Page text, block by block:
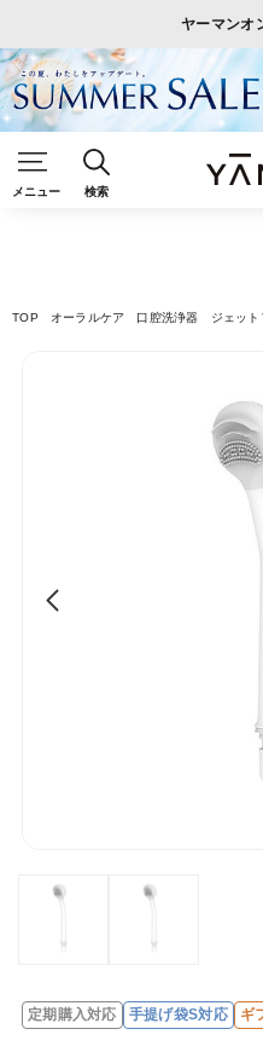
ヤーマンオ
メニュー 検索
TOP オーラルケア 口腔洗浄器 ジェッ
定期購入対応 手提げ袋S対応 ギ